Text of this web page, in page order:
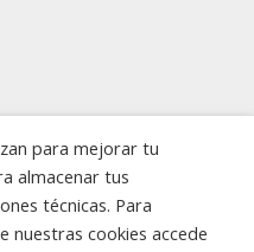
para mejorar tu
almacenar tus
técnicas. Para
nuestras cookies accede